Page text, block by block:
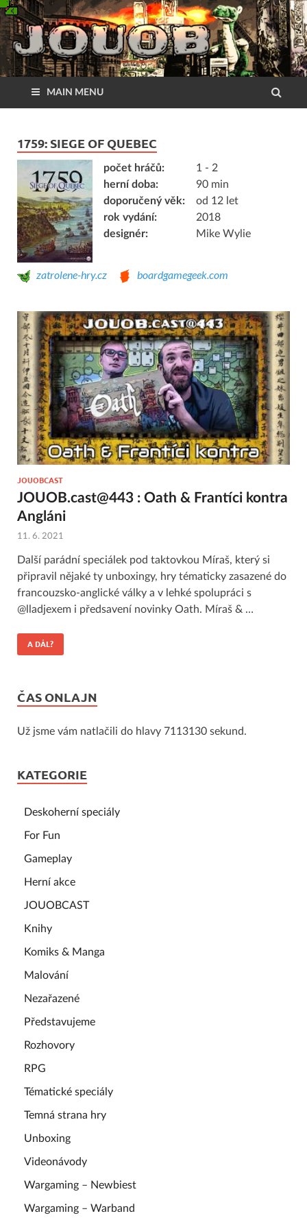
MAIN MENU
1759: SIEGE OF QUEBEC
počet hráčů:
1 - 2
herní doba:
90 min
doporučený věk:
od 12 let
rok vydání:
2018
designér:
Mike Wylie
zatrolene-hry.cz boardgamegeek.com
JOUOBCAST
JOUOB.cast@443 : Oath & Frantíci kontra
Angláni
11. 6. 2021
Další parádní speciálek pod taktovkou Míraš, který si
připravil nějaké ty unboxingy, hry tématicky zasazené do
francouzsko-anglické války a v lehké spolupráci s
@lladjexem i předsavení novinky Oath. Míraš & …
A DÁL?
ČAS ONLAJN
Už jsme vám natlačili do hlavy 7113130 sekund.
KATEGORIE
Deskoherní speciály
For Fun
Gameplay
Herní akce
JOUOBCAST
Knihy
Komiks & Manga
Malování
Nezařazené
Představujeme
Rozhovory
RPG
Tématické speciály
Temná strana hry
Unboxing
Videonávody
Wargaming – Newbiest
Wargaming – Warband